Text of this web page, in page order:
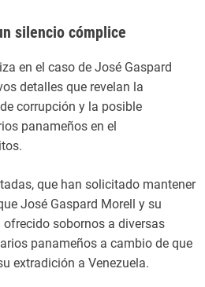
silencio cómplice
en el caso de José Gaspard
detalles que revelan la
corrupción y la posible
panameños en el
que han solicitado mantener
José Gaspard Morell y su
sobornos a diversas
panameños a cambio de que
extradición a Venezuela.